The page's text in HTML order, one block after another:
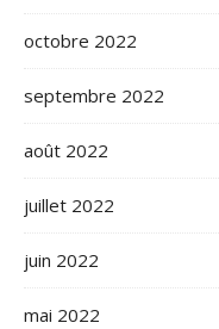
octobre 2022
septembre 2022
août 2022
juillet 2022
juin 2022
mai 2022